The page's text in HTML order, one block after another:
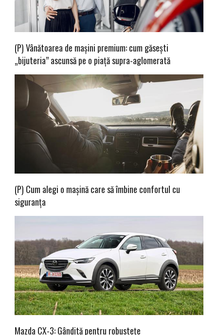
(P) Vânătoarea de mașini premium: cum găsești
„bijuteria” ascunsă pe o piață supra-aglomerată
(P) Cum alegi o mașină care să îmbine confortul cu
siguranța
Mazda CX-3: Gândită pentru robustețe